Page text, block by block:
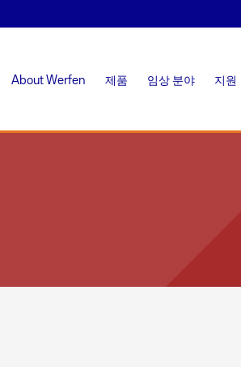
About Werfen 제품 임상 분야 지원